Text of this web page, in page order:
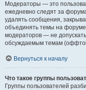
Модераторы — это
ежедневно следят за
удалять сообщения,
объединять темы на
модераторов — не
обсуждаемым темам
Вернуться к началу
Что такое группы
Группы пользователей